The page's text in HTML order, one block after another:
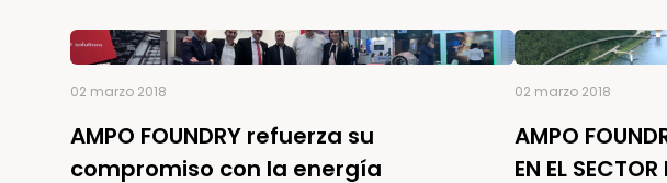
02 marzo 2018
AMPO FOUNDRY refuerza su
compromiso con la energía
02 marzo 2018
AMPO
EN EL